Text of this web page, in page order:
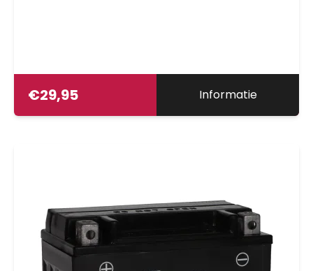
€29,95 Informatie